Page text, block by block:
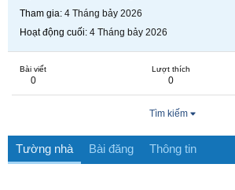
Tham gia 4 Tháng bảy 2026
Hoạt động cuối 4 Tháng bảy 2026
Bài viết
0
Lượt thích
0
Tìm kiếm
Tường nhà Bài đăng Thông tin